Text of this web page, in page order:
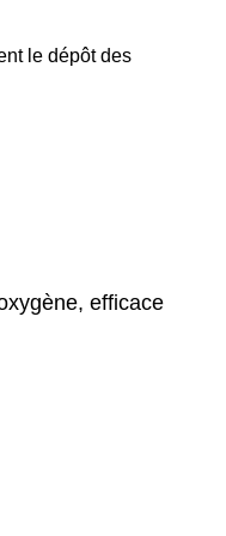
le dépôt des
efficace